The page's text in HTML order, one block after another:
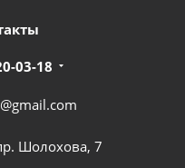
03-18
Шолохова, 7